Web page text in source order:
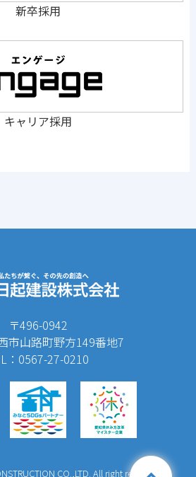
新卒採用
キャリア採用
〒496-0942
市山路町野方149番地7
：0567-27-0210
CO.,LTD. All right reserved.